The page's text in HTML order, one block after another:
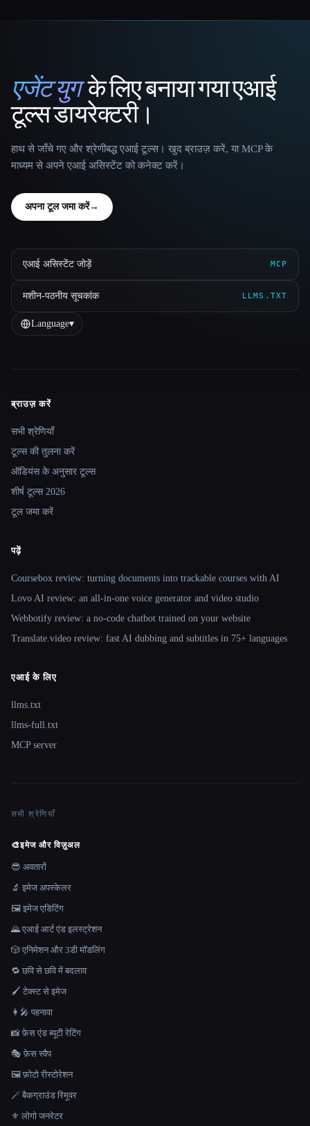
That AI Collection
एजेंट युगके लिए बनाया गया एआई
टूल्स डायरेक्टरी।
हाथ से जाँचे गए और श्रेणीबद्ध एआई टूल्स। खुद ब्राउज़ करें, या MCP के
माध्यम से अपने एआई असिस्टेंट को कनेक्ट करें।
अपना टूल जमा करें→
एआई असिस्टेंट जोड़ें MCP
मशीन-पठनीय सूचकांक LLMS.TXT
Language▾
Site navigation
ब्राउज़ करें
सभी श्रेणियाँ
टूल्स की तुलना करें
ऑडियंस के अनुसार टूल्स
शीर्ष टूल्स 2026
टूल जमा करें
पढ़ें
Coursebox review: turning documents into trackable courses with AI
Lovo AI review: an all-in-one voice generator and video studio
Webbotify review: a no-code chatbot trained on your website
Translate.video review: fast AI dubbing and subtitles in 75+ languages
एआई के लिए
llms.txt
llms-full.txt
MCP server
सभी श्रेणियाँ
🎨इमेज और विज़ुअल
😎 अवतारों
🔬 इमेज अपस्केलर
🖼️ इमेज एडिटिंग
🌄 एआई आर्ट एंड इलस्ट्रेशन
🎲 एनिमेशन और 3डी मॉडलिंग
🔁 छवि से छवि में बदलाव
🖌️ टेक्स्ट से इमेज
👩‍🎤 पहनावा
📸 फ़ेस एंड ब्यूटी रेटिंग
🎭 फ़ेस स्वैप
🖼️ फ़ोटो रीस्टोरेशन
🪄 बैकग्राउंड रिमूवर
⚜️ लोगो जनरेटर